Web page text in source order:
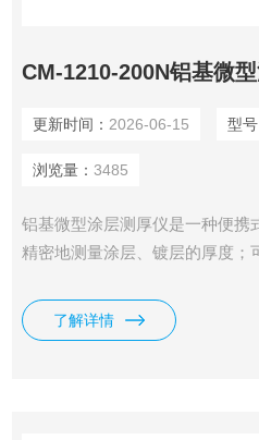
CM-1210-200N铝基微
更新时间： 2026-06-15 型号
浏览量： 3485
铝基微型涂层测厚仪是一种便携
精密地测量涂层、镀层的厚度；
用于制造业、金属加工业、化工
保护专业的仪器。
了解详情